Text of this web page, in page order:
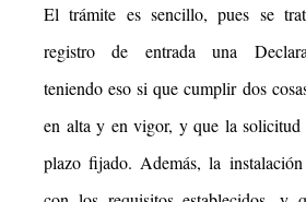
El trámite es sencillo, pues se
registro de entrada una
teniendo eso si que cumplir dos
en alta y en vigor, y que la solicitud
plazo fijado. Además, la